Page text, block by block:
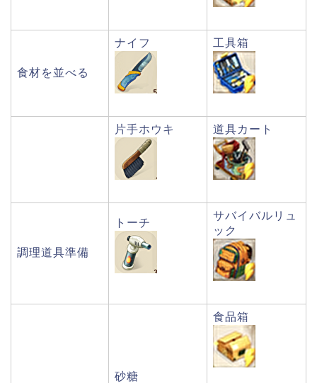
食材を並べる
ナイフ 工具箱
片手ホウキ 道具カート
調理道具準備
トーチ
サバイバルリュ
ック
砂糖
食品箱